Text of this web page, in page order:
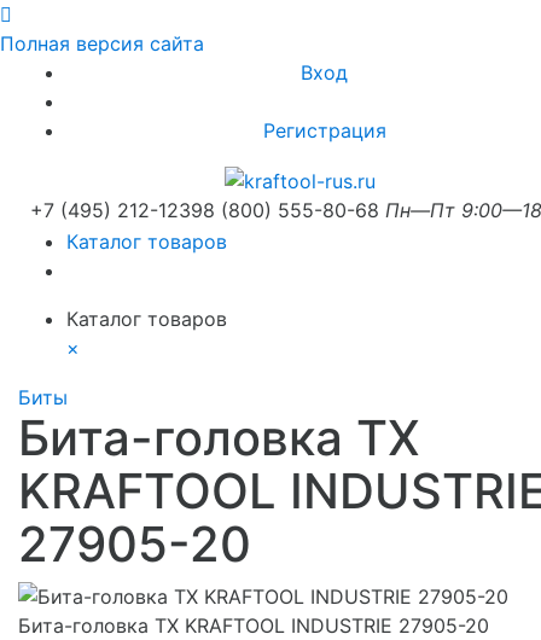
Полная версия сайта
Вход
Регистрация
+7 (495) 212-12398 (800) 555-80-68 Пн—Пт
Каталог товаров
Каталог товаров
×
Биты
Бита-головка TX
KRAFTOOL
27905-20
Бита-головка TX KRAFTOOL INDUSTRIE 27905-20